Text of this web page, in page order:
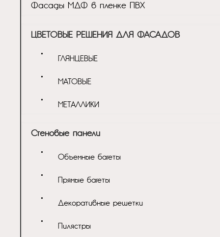
Фасады МДФ в пленке ПВХ
ЦВЕТОВЫЕ РЕШЕНИЯ ДЛЯ ФАСАДОВ
ГЛЯНЦЕВЫЕ
МАТОВЫЕ
МЕТАЛЛИКИ
Стеновые панели
Объемные багеты
Прямые багеты
Декоративные решетки
Пилястры